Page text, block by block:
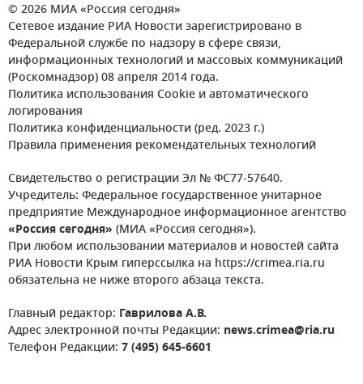
© 2026 МИА «Россия сегодня»
Сетевое издание РИА Новости зарегистрировано в
Федеральной службе по надзору в сфере связи,
информационных технологий и массовых коммуникаций
(Роскомнадзор) 08 апреля 2014 года.
Политика использования Cookie и автоматического
логирования
Политика конфиденциальности (ред. 2023 г.)
Правила применения рекомендательных технологий
Свидетельство о регистрации Эл № ФС77-57640.
Учредитель: Федеральное государственное унитарное
предприятие Международное информационное агентство
«Россия сегодня» (МИА «Россия сегодня»).
При любом использовании материалов и новостей сайта
РИА Новости Крым гиперссылка на https://crimea.ria.ru
обязательна не ниже второго абзаца текста.
Главный редактор: Гаврилова А.В.
Адрес электронной почты Редакции: news.crimea@ria.ru
Телефон Редакции: 7 (495) 645-6601